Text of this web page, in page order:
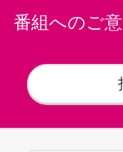
番組へのご